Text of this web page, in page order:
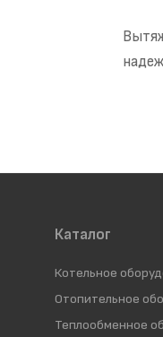
Каталог
Котельное
Отопительное
Теплообменное